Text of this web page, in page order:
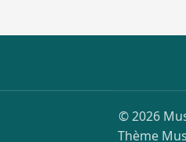
© 2026
Thème